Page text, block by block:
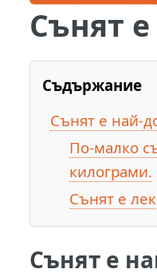
Сънят
Съдържание
Сънят е най-
По-малко
килограми.
Сънят е
Сънят е